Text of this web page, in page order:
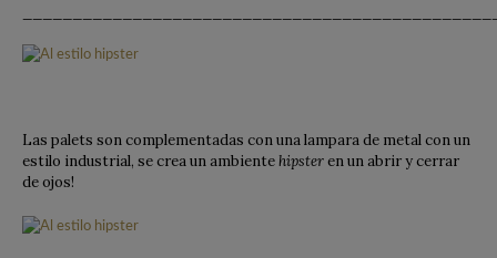
Las palets son complementadas con una lampara de metal con un
estilo industrial, se crea un ambientehipsteren un abrir y cerrar
de ojos!